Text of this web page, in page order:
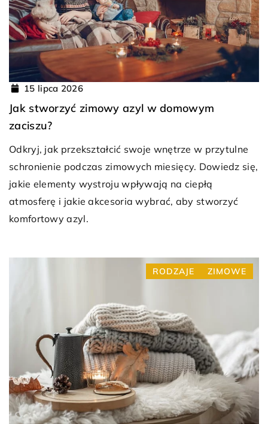
15 lipca 2026
Jak stworzyć zimowy azyl w domowym
zaciszu?
Odkryj, jak przekształcić swoje wnętrze w przytulne
schronienie podczas zimowych miesięcy. Dowiedz się,
jakie elementy wystroju wpływają na ciepłą
atmosferę i jakie akcesoria wybrać, aby stworzyć
komfortowy azyl.
RODZAJE ZIMOWE